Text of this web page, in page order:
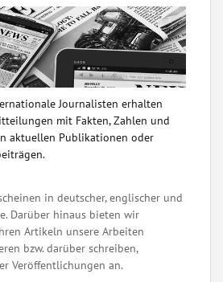
Journalisten erhalten
mit Fakten, Zahlen und
aktuellen Publikationen oder
in deutscher, englischer und
Darüber hinaus bieten wir
Artikeln unsere Arbeiten
bzw. darüber schreiben,
Veröffentlichungen an.